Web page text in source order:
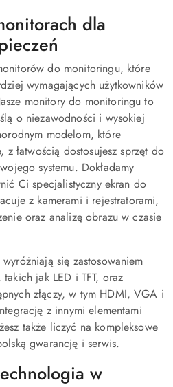
dla
do monitoringu, które
wymagających użytkowników
monitory do monitoringu to
o niezawodności i wysokiej
modelom, które
z łatwością dostosujesz sprzęt do
systemu. Dokładamy
Ci specjalistyczny ekran do
z kamerami i rejestratorami,
oraz analizę obrazu w czasie
się zastosowaniem
jak LED i TFT, oraz
złączy, w tym HDMI, VGA i
z innymi elementami
także liczyć na kompleksowe
gwarancję i serwis.
w